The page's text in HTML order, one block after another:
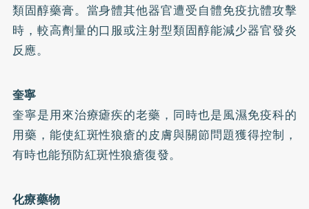
類固醇藥膏。當身體其他器官遭受自體免疫抗體攻擊
時，較高劑量的口服或注射型類固醇能減少器官發炎
反應。
奎寧
奎寧是用來治療瘧疾的老藥，同時也是風濕免疫科的
用藥，能使紅斑性狼瘡的皮膚與關節問題獲得控制，
有時也能預防紅斑性狼瘡復發。
化療藥物